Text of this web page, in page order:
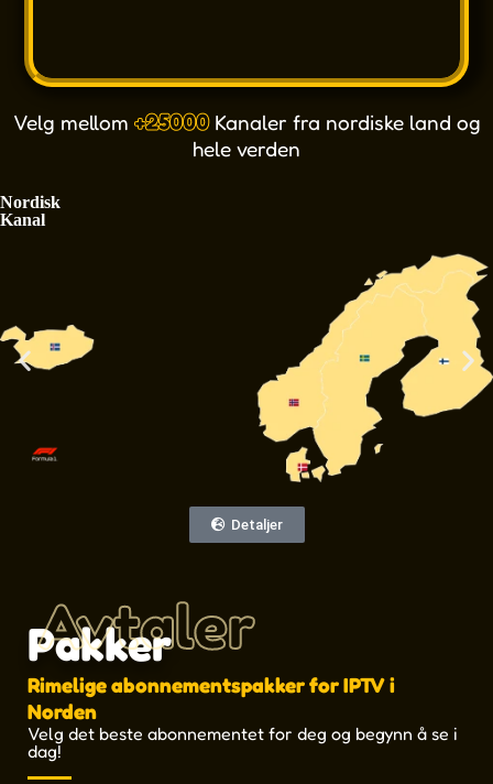
Velg mellom +25000 Kanaler fra nordiske land og
hele verden
Nordisk
Kanal
Detaljer
Avtaler
Pakker
Rimelige abonnementspakker for IPTV i
Norden
Velg det beste abonnementet for deg og begynn å se i
dag!